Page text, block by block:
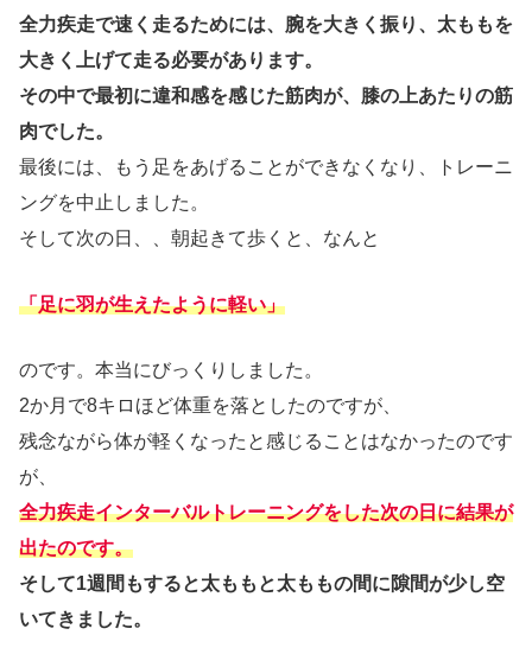
全力疾走で速く走るためには、腕を大きく振り、太ももを
大きく上げて走る必要があります。
その中で最初に違和感を感じた筋肉が、膝の上あたりの筋
肉でした。
最後には、もう足をあげることができなくなり、トレーニ
ングを中止しました。
そして次の日、、朝起きて歩くと、なんと
「足に羽が生えたように軽い」
のです。本当にびっくりしました。
2か月で8キロほど体重を落としたのですが、
残念ながら体が軽くなったと感じることはなかったのです
が、
全力疾走インターバルトレーニングをした次の日に結果が
出たのです。
そして1週間もすると太ももと太ももの間に隙間が少し空
いてきました。